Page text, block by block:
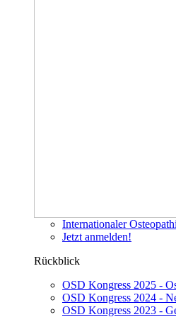
Internationaler
Jetzt anmelden!
Rückblick
OSD Kongress 2025 -
OSD Kongress 2024 -
OSD Kongress 2023 -